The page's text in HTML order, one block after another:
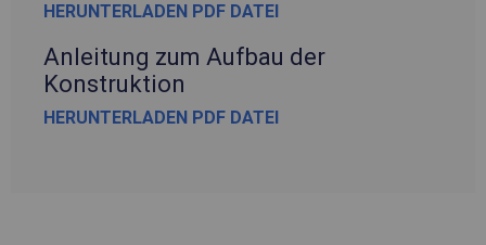
HERUNTERLADEN PDF DATEI
Anleitung zum Aufbau der
Konstruktion
HERUNTERLADEN PDF DATEI